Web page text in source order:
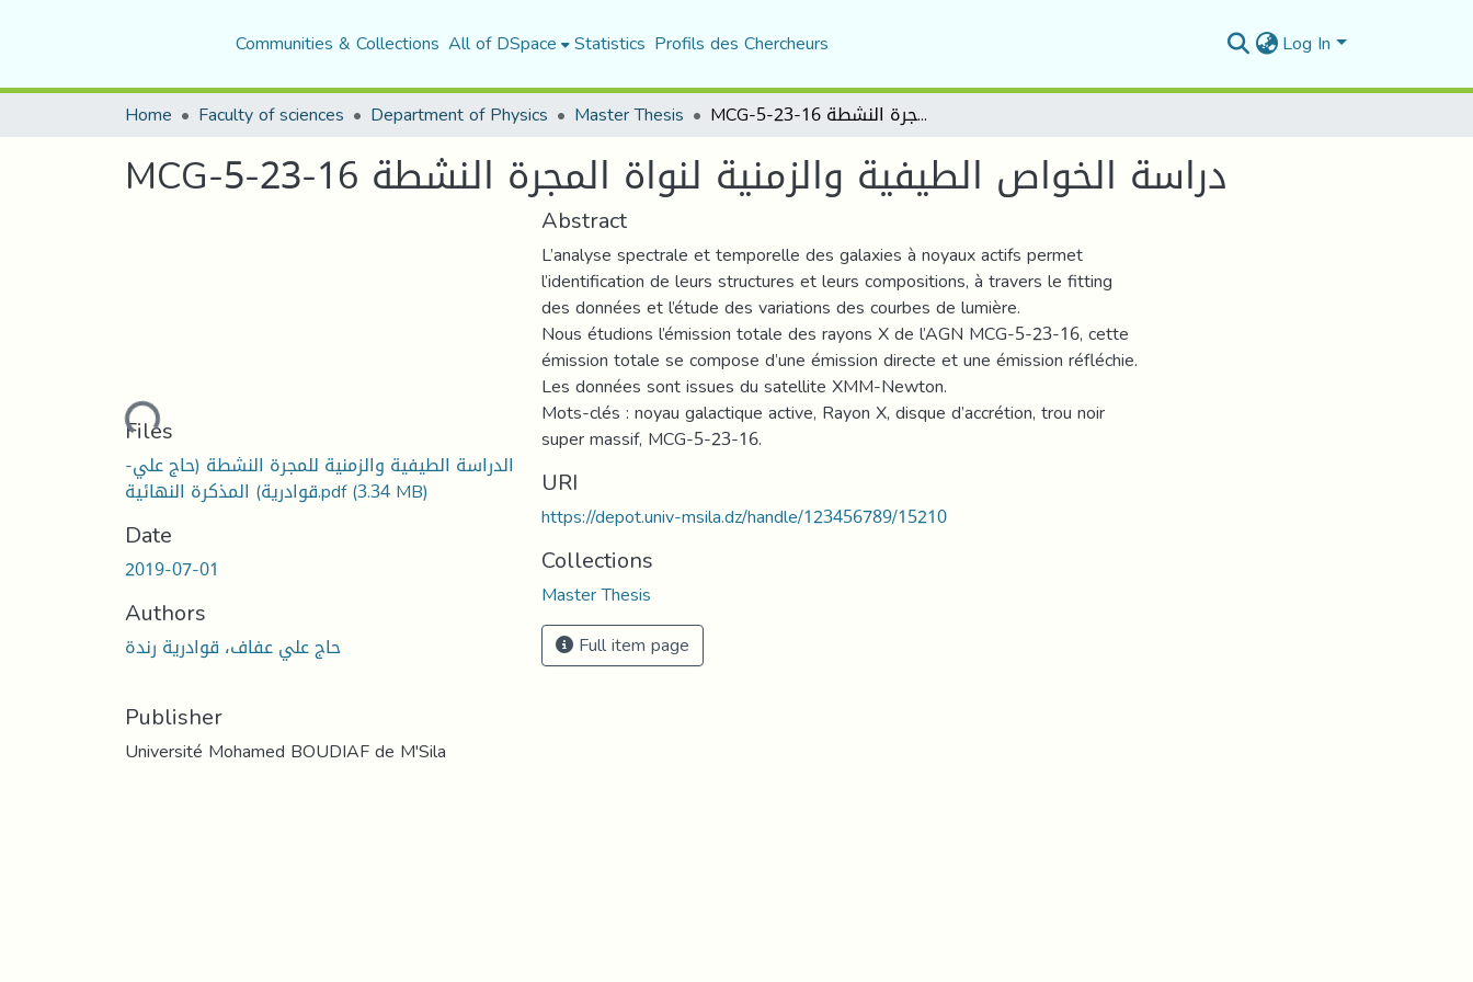
Communities & Collections All of DSpace Statistics Profils des Chercheurs Log In
Home Faculty of sciences Department of Physics Master Thesis MCG-5-23-16 دراسة الخواص الطيفية والزمنية لنواة المجرة النشطة
MCG-5-23-16 دراسة الخواص الطيفية والزمنية لنواة المجرة النشطة
Loading...
Files
الدراسة الطيفية والزمنية للمجرة النشطة (حاج علي-
قوادرية) المذكرة النهائية.pdf(3.34 MB)
Date
2019-07-01
Authors
حاج علي عفاف، قوادرية رندة
Publisher
Université Mohamed BOUDIAF de M'Sila
Abstract
L’analyse spectrale et temporelle des galaxies à noyaux actifs permet
l’identification de leurs structures et leurs compositions, à travers le fitting
des données et l’étude des variations des courbes de lumière.
Nous étudions l’émission totale des rayons X de l’AGN MCG-5-23-16, cette
émission totale se compose d’une émission directe et une émission réfléchie.
Les données sont issues du satellite XMM-Newton.
Mots-clés : noyau galactique active, Rayon X, disque d’accrétion, trou noir
super massif, MCG-5-23-16.
URI
https://depot.univ-msila.dz/handle/123456789/15210
Collections
Master Thesis
Full item page